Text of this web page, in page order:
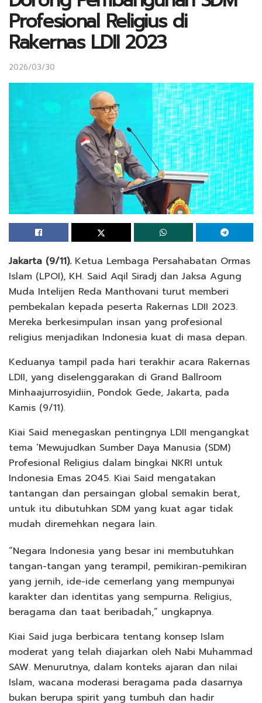
Profesional Religius di
Rakernas LDII 2023
2026/03/30
Jakarta (9/11).Ketua Lembaga Persahabatan Ormas
Islam (LPOI), KH. Said Aqil Siradj dan Jaksa Agung
Muda Intelijen Reda Manthovani turut memberi
pembekalan kepada peserta Rakernas LDII 2023.
Mereka berkesimpulan insan yang profesional
religius menjadikan Indonesia kuat di masa depan.
Keduanya tampil pada hari terakhir acara Rakernas
LDII, yang diselenggarakan di Grand Ballroom
Minhaajurrosyidiin, Pondok Gede, Jakarta, pada
Kamis (9/11).
Kiai Said menegaskan pentingnya LDII mengangkat
tema ‘Mewujudkan Sumber Daya Manusia (SDM)
Profesional Religius dalam bingkai NKRI untuk
Indonesia Emas 2045. Kiai Said mengatakan
tantangan dan persaingan global semakin berat,
untuk itu dibutuhkan SDM yang kuat agar tidak
mudah diremehkan negara lain.
“Negara Indonesia yang besar ini membutuhkan
tangan-tangan yang terampil, pemikiran-pemikiran
yang jernih, ide-ide cemerlang yang mempunyai
karakter dan identitas yang sempurna. Religius,
beragama dan taat beribadah,” ungkapnya.
Kiai Said juga berbicara tentang konsep Islam
moderat yang telah diajarkan oleh Nabi Muhammad
SAW. Menurutnya, dalam konteks ajaran dan nilai
Islam, wacana moderasi beragama pada dasarnya
bukan berupa spirit yang tumbuh dan hadir